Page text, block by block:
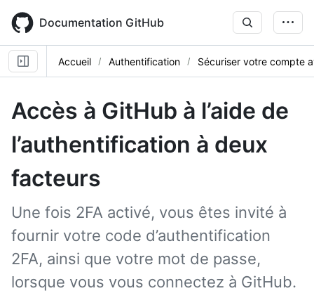
main
content
Documentation GitHub
Accueil Authentification Sécuriser votre compte
Accès à GitHub à l’aide de
l’authentification à deux
facteurs
Une fois 2FA activé, vous êtes invité à
fournir votre code d’authentification
2FA, ainsi que votre mot de passe,
lorsque vous vous connectez à GitHub.